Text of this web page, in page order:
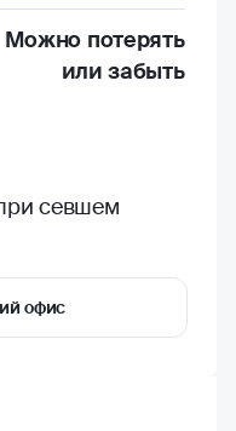
Можно потерять
или забыть
севшем
офис